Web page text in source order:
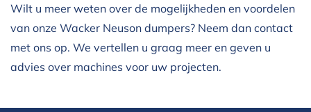
Wilt u meer weten over de mogelijkheden en voordelen
van onze Wacker Neuson dumpers? Neem dan contact
met ons op. We vertellen u graag meer en geven u
advies over machines voor uw projecten.